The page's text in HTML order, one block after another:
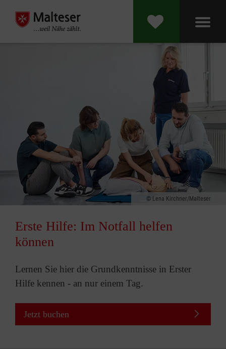
Lena Kirchner/Malteser
Erste Hilfe: Im Notfall helfen
können
Lernen Sie hier die Grundkenntnisse in Erster
Hilfe kennen - an nur einem Tag.
Jetzt buchen